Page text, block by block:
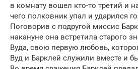
в комнату вошел кто-то третий и
чего полковник упал и ударился
Поговорив с подругой миссис
накануне она встретила старого
Вуда, свою первую любовь,
Вуд и Барклей служили вместе и